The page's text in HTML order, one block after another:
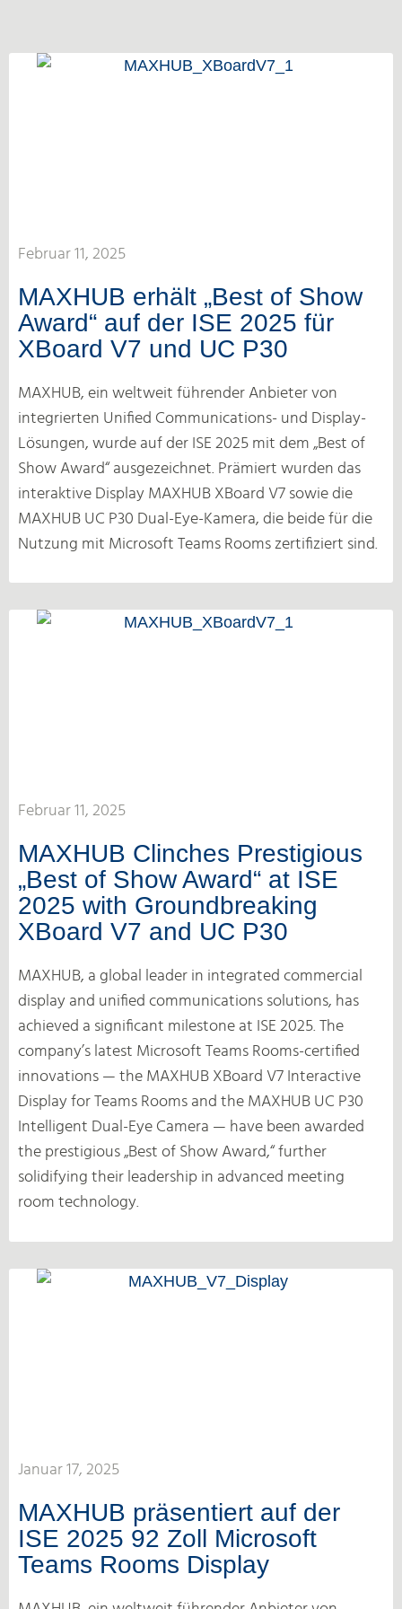
Februar 11, 2025
MAXHUB erhält „Best of Show
Award“ auf der ISE 2025 für
XBoard V7 und UC P30
MAXHUB, ein weltweit führender Anbieter von
integrierten Unified Communications- und Display-
Lösungen, wurde auf der ISE 2025 mit dem „Best of
Show Award“ ausgezeichnet. Prämiert wurden das
interaktive Display MAXHUB XBoard V7 sowie die
MAXHUB UC P30 Dual-Eye-Kamera, die beide für die
Nutzung mit Microsoft Teams Rooms zertifiziert sind.
Februar 11, 2025
MAXHUB Clinches Prestigious
„Best of Show Award“ at ISE
2025 with Groundbreaking
XBoard V7 and UC P30
MAXHUB, a global leader in integrated commercial
display and unified communications solutions, has
achieved a significant milestone at ISE 2025. The
company’s latest Microsoft Teams Rooms-certified
innovations — the MAXHUB XBoard V7 Interactive
Display for Teams Rooms and the MAXHUB UC P30
Intelligent Dual-Eye Camera — have been awarded
the prestigious „Best of Show Award,“ further
solidifying their leadership in advanced meeting
room technology.
Januar 17, 2025
MAXHUB präsentiert auf der
ISE 2025 92 Zoll Microsoft
Teams Rooms Display